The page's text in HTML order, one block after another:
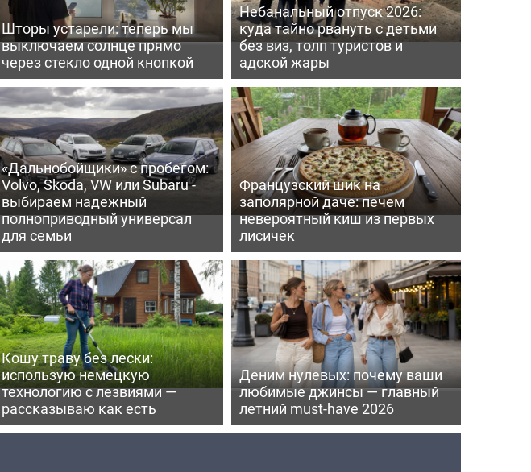
Шторы устарели: теперь мы
выключаем солнце прямо
через стекло одной кнопкой
Небанальный отпуск 2026:
куда тайно рвануть с детьми
без виз, толп туристов и
адской жары
«Дальнобойщики» с пробегом:
Volvo, Skoda, VW или Subaru -
выбираем надежный
полноприводный универсал
для семьи
Французский шик на
заполярной даче: печем
невероятный киш из первых
лисичек
Кошу траву без лески:
использую немецкую
технологию с лезвиями —
рассказываю как есть
Деним нулевых: почему ваши
любимые джинсы — главный
летний must-have 2026